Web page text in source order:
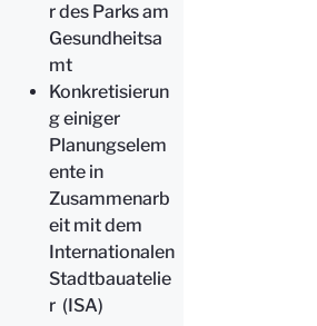
r des Parks am
Gesundheitsa
mt
Konkretisierun
g einiger
Planungselem
ente in
Zusammenarb
eit mit dem
Internationalen
Stadtbauatelie
r (ISA)